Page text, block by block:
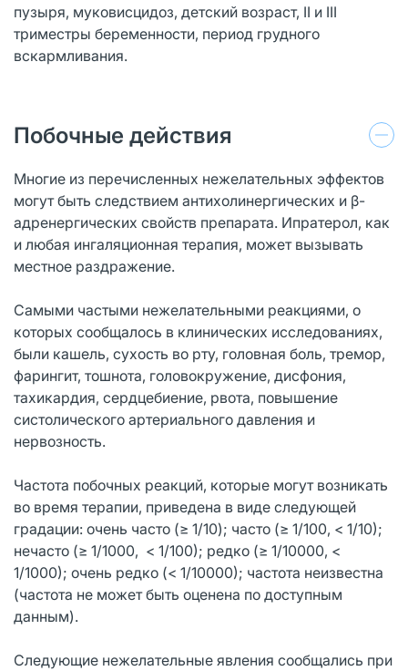
пузыря, муковисцидоз, детский возраст, II и III
триместры беременности, период грудного
вскармливания.
Побочные действия
Многие из перечисленных нежелательных эффектов
могут быть следствием антихолинергических и β-
адренергических свойств препарата. Ипратерол, как
и любая ингаляционная терапия, может вызывать
местное раздражение.
Самыми частыми нежелательными реакциями, о
которых сообщалось в клинических исследованиях,
были кашель, сухость во рту, головная боль, тремор,
фарингит, тошнота, головокружение, дисфония,
тахикардия, сердцебиение, рвота, повышение
систолического артериального давления и
нервозность.
Частота побочных реакций, которые могут возникать
во время терапии, приведена в виде следующей
градации: очень часто (≥ 1/10); часто (≥ 1/100, < 1/10);
нечасто (≥ 1/1000, < 1/100); редко (≥ 1/10000, <
1/1000); очень редко (< 1/10000); частота неизвестна
(частота не может быть оценена по доступным
данным).
Следующие нежелательные явления сообщались при